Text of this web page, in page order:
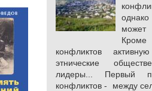
может
конфликтов
этнические
лидеры... Первый
конфликтов - между